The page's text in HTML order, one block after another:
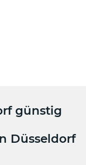
günstig
Düsseldorf